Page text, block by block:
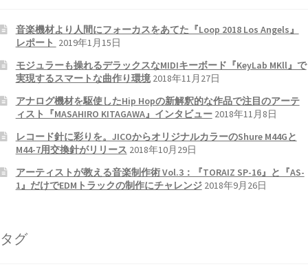
音楽機材より人間にフォーカスをあてた『Loop 2018 Los Angels』
レポート 2019年1月15日
モジュラーも操れるデラックスなMIDIキーボード『KeyLab MKll』で
実現するスマートな曲作り環境 2018年11月27日
アナログ機材を駆使したHip Hopの新解釈的な作品で注目のアーテ
ィスト『MASAHIRO KITAGAWA』インタビュー 2018年11月8日
レコード針に彩りを。JICOからオリジナルカラーのShure M44Gと
M44-7用交換針がリリース 2018年10月29日
アーティストが教える音楽制作術 Vol.3：『TORAIZ SP-16』と『AS-
1』だけでEDMトラックの制作にチャレンジ 2018年9月26日
タグ